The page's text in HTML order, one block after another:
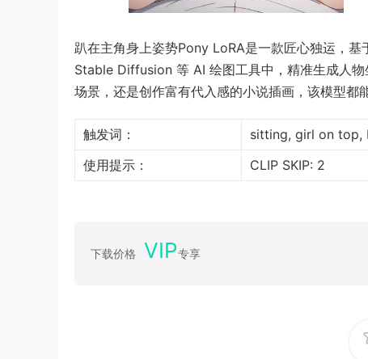
趴在主角身上姿势Pony LoRA是一款匠心独运，
Stable Diffusion 等 AI 绘图工具中，精准生成人
场景，还是创作富有代入感的小说插画，该模型都
触发词：
sitting, girl on top,
使用提示：
CLIP SKIP: 2
下载价格 VIP专享